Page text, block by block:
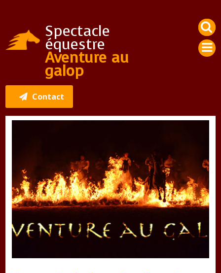
Spectacle
équestre
Aventure au
galop
Contact